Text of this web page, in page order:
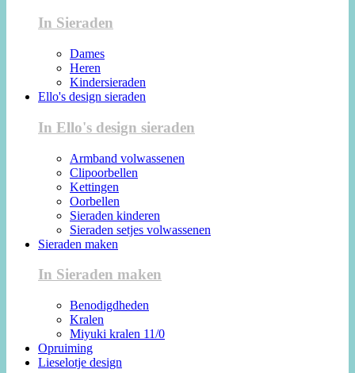
In Sieraden
Dames
Heren
Kindersieraden
Ello's design sieraden
In Ello's design sieraden
Armband volwassenen
Clipoorbellen
Kettingen
Oorbellen
Sieraden kinderen
Sieraden setjes volwassenen
Sieraden maken
In Sieraden maken
Benodigdheden
Kralen
Miyuki kralen 11/0
Opruiming
Lieselotje design